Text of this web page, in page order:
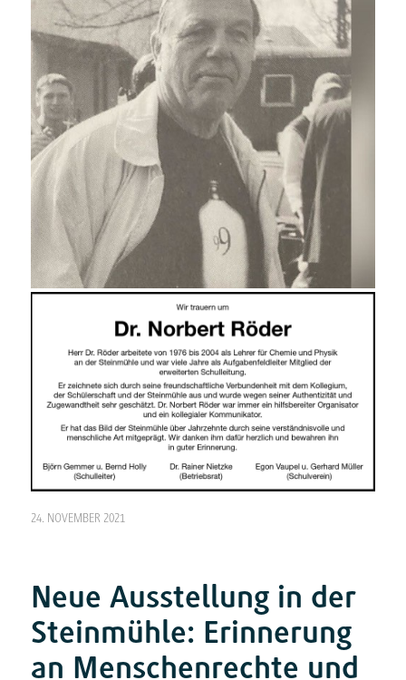
24. NOVEMBER 2021
Neue Ausstellung in der
Steinmühle: Erinnerung
an Menschenrechte und